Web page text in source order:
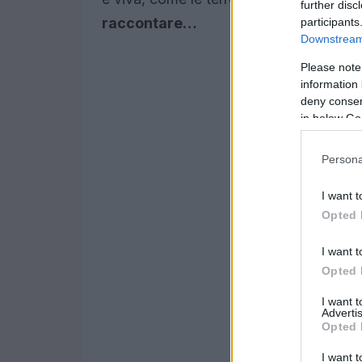
further
Please
information
deny
in below
I want
Opted
I want
Opted
I want
Opted
I want
raccontare…